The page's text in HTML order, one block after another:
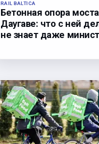
RAIL BALTICA
Бетонная опора
Даугаве: что с ней
не знает даже